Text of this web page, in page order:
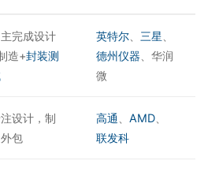
完成设计
造+封装测
英特尔 三星
德州仪器 、华润
微
设计，制
包
高通 、AMD
联发科